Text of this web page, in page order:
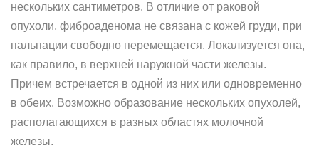
нескольких сантиметров. В отличие от раковой
опухоли, фиброаденома не связана с кожей груди, при
пальпации свободно перемещается. Локализуется она,
как правило, в верхней наружной части железы.
Причем встречается в одной из них или одновременно
в обеих. Возможно образование нескольких опухолей,
располагающихся в разных областях молочной
железы.